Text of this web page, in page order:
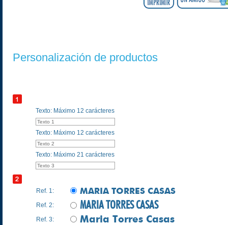
Personalización de productos
Texto: Máximo 12 carácteres
Texto: Máximo 12 carácteres
Texto: Máximo 21 carácteres
Ref. 1: MARIA TORRES CASAS
Ref. 2: MARIA TORRES CASAS
Ref. 3: Maria Torres Casas